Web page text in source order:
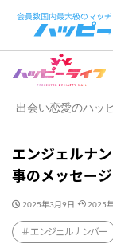
出会い恋愛のハッ
エンジェルナ
事のメッセー
2025年3月9日 2025
エンジェルナンバー